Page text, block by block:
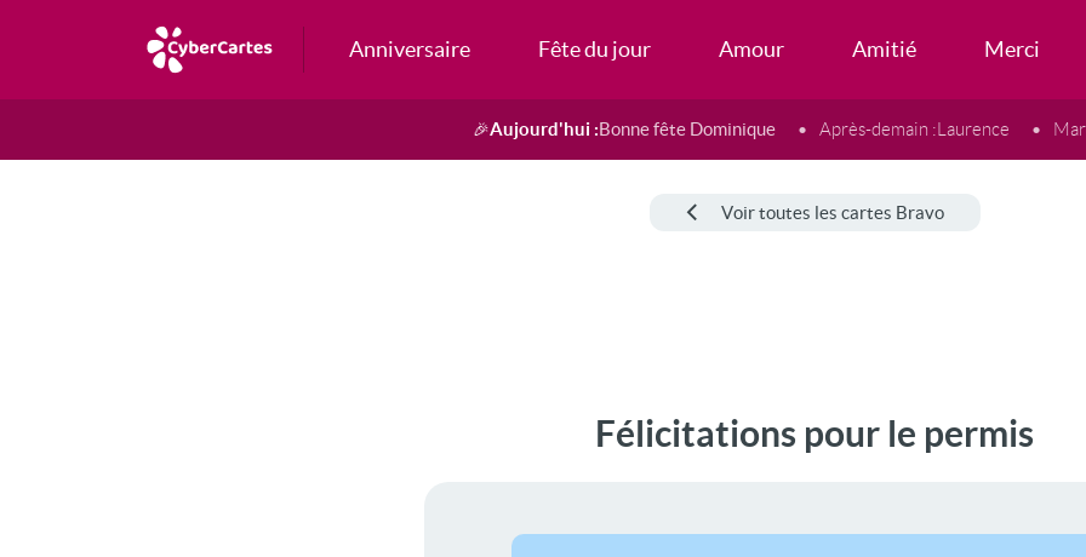
Anniversaire Fête du jour Amour Amitié Merci
🎉Aujourd'hui :Bonne fête Dominique Après-demain :Laurence
Voir toutes les cartes Bravo
Félicitations pour le permis